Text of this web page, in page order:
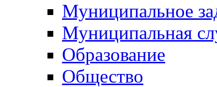
Муниципальное
Муниципальная
Образование
Общество